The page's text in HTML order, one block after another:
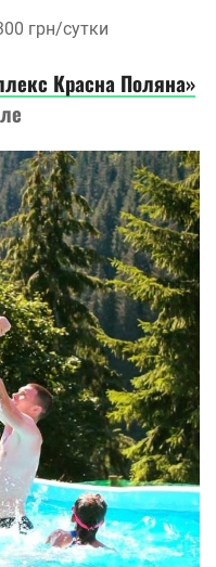
грн/сутки
Красна Поляна»